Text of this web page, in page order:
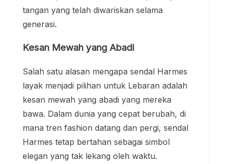
tangan yang telah diwariskan selama
generasi.
Kesan Mewah yang Abadi
Salah satu alasan mengapa sendal Harmes
layak menjadi pilihan untuk Lebaran adalah
kesan mewah yang abadi yang mereka
bawa. Dalam dunia yang cepat berubah, di
mana tren fashion datang dan pergi, sendal
Harmes tetap bertahan sebagai simbol
elegan yang tak lekang oleh waktu.